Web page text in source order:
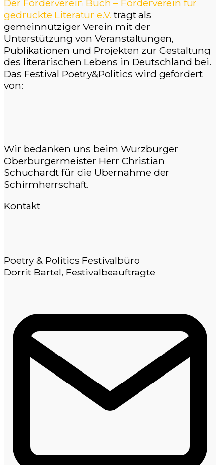
Der Förderverein Buch – Förderverein für
gedruckte Literatur e.V. trägt als
gemeinnütziger Verein mit der
Unterstützung von Veranstaltungen,
Publikationen und Projekten zur Gestaltung
des literarischen Lebens in Deutschland bei.
Das Festival Poetry&Politics wird gefördert
von:
Wir bedanken uns beim Würzburger
Oberbürgermeister Herr Christian
Schuchardt für die Übernahme der
Schirmherrschaft.
Kontakt
Poetry & Politics Festivalbüro
Dorrit Bartel, Festivalbeauftragte